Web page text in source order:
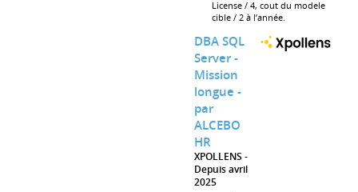
License / 4, cout du modele
cible / 2 à l’année.
DBA SQL
Server -
Mission
longue -
par
ALCEBO
HR
XPOLLENS
Depuis avril
2025